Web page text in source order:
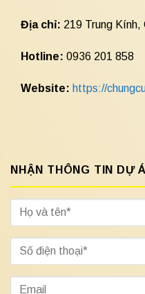
Địa chỉ: 219 Trung Kính,
Hotline: 0936 201 858
Website: https://
NHẬN THÔNG TIN DỰ